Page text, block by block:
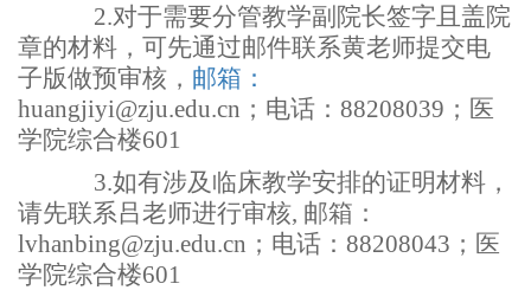
2.对于需要分管教学副院长签字且盖院
章的材料，可先通过邮件联系黄老师提交电
子版做预审核， 邮箱：
huangjiyi@zju.edu.cn ；电话： 88208039 ；医
学院综合楼601
3.如有涉及临床教学安排的证明材料，
请先联系吕老师进行审核, 邮箱：
lvhanbing@zju.edu.cn ；电话：88208043 ；医
学院综合楼601